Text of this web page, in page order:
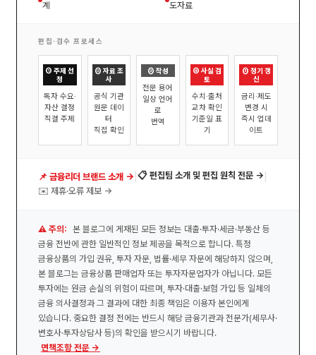
계
도자료
편집·검수 프로세스
① 주제 선
정
독자 수요·
자산 결정
직결 주제
② 자료 조
사
공식 기관
원문 데이
터
직접 확인
③ 작성
전문 용어
일상 언어
로
번역
④ 사실 검
토
수치·출처
교차 확인
기준일 표
기
⑤ 정기 갱
신
금리·제도
변경 시
즉시 업데
이트
📌 금융리더 브랜드 소개 → 📋 편집팀 소개 및 편집 원칙 전문 →
✉️ 제휴·오류 제보 →
⚠️ 주의: 본 블로그에 게재된 모든 정보는 대출·투자·세금·부동산 등
금융 전반에 관한 일반적인 정보 제공을 목적으로 합니다. 특정
금융상품의 가입 권유, 투자 자문, 법률·세무 자문에 해당하지 않으며,
본 블로그는 금융상품 판매업자 또는 투자자문업자가 아닙니다. 모든
투자에는 원금 손실의 위험이 따르며, 투자·대출·보험 가입 등 일체의
금융 의사결정과 그 결과에 대한 최종 책임은 이용자 본인에게
있습니다. 중요한 결정 전에는 반드시 해당 금융기관과 전문가(세무사·
변호사·투자상담사 등)의 확인을 받으시기 바랍니다.
면책조항 전문 →